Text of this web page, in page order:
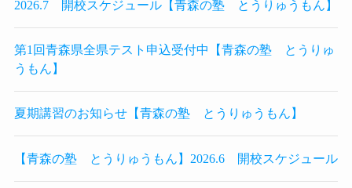
2026.7 開校スケジュール【青森の塾 とうりゅうもん】
第1回青森県全県テスト申込受付中【青森の塾 とうりゅ
うもん】
夏期講習のお知らせ【青森の塾 とうりゅうもん】
【青森の塾 とうりゅうもん】2026.6 開校スケジュール